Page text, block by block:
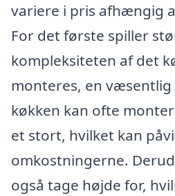
variere i pris afhængig
For det første spiller
kompleksiteten af det
monteres, en væsentlig
køkken kan ofte
et stort, hvilket kan
omkostningerne.
også tage højde for,